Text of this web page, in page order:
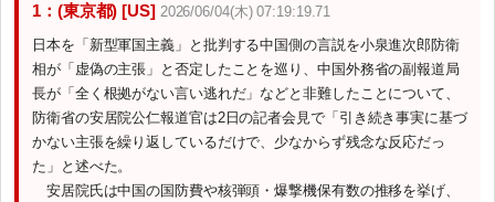
1：(東京都) [US] 2026/06/04(木) 07:19:19.71
日本を「新型軍国主義」と批判する中国側の言説を小泉進次郎防衛
相が「虚偽の主張」と否定したことを巡り、中国外務省の副報道局
長が「全く根拠がない言い逃れだ」などと非難したことについて、
防衛省の安居院公仁報道官は2日の記者会見で「引き続き事実に基づ
かない主張を繰り返しているだけで、少なからず残念な反応だっ
た」と述べた。
安居院氏は中国の国防費や核弾頭・爆撃機保有数の推移を挙げ、